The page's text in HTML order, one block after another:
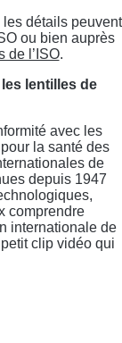
détails peuvent
ou bien auprès
de l’ISO.
lentilles de
avec les
la santé des
de
depuis 1947
comprendre
internationale de
clip vidéo qui